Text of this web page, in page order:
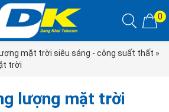
0
mặt trời siêu sáng - công suất thất »
trời
lượng mặt trời